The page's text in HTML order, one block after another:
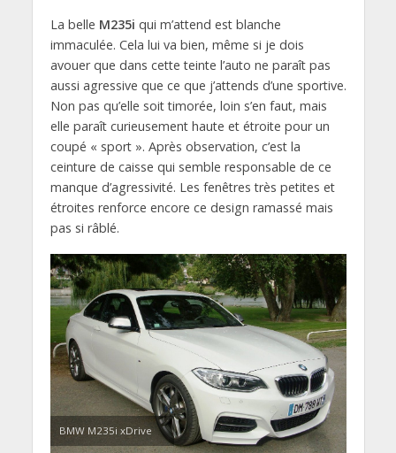
La belle M235i qui m’attend est blanche
immaculée. Cela lui va bien, même si je dois
avouer que dans cette teinte l’auto ne paraît pas
aussi agressive que ce que j’attends d’une sportive.
Non pas qu’elle soit timorée, loin s’en faut, mais
elle paraît curieusement haute et étroite pour un
coupé « sport ». Après observation, c’est la
ceinture de caisse qui semble responsable de ce
manque d’agressivité. Les fenêtres très petites et
étroites renforce encore ce design ramassé mais
pas si râblé.
BMW M235i xDrive